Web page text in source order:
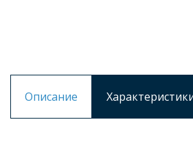
Описание